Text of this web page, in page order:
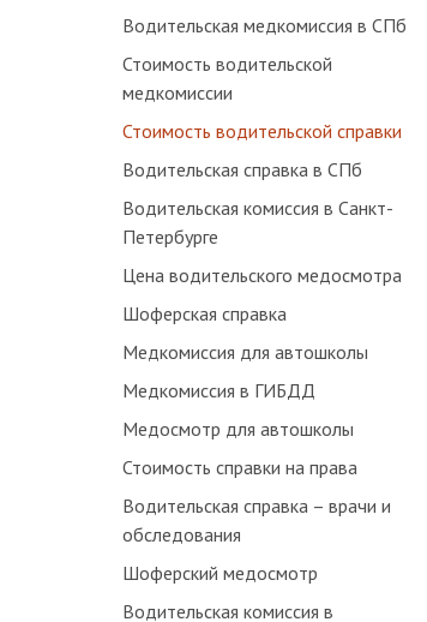
Водительская медкомиссия в СПб
Стоимость водительской
медкомиссии
Стоимость водительской справки
Водительская справка в СПб
Водительская комиссия в Санкт-
Петербурге
Цена водительского медосмотра
Шоферская справка
Медкомиссия для автошколы
Медкомиссия в ГИБДД
Медосмотр для автошколы
Стоимость справки на права
Водительская справка – врачи и
обследования
Шоферский медосмотр
Водительская комиссия в